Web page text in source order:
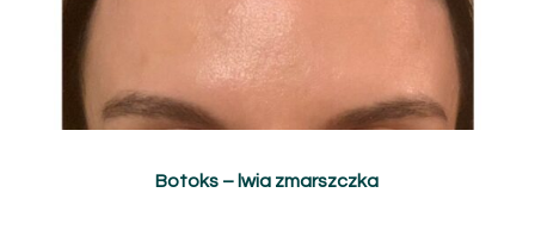
Botoks – lwia zmarszczka